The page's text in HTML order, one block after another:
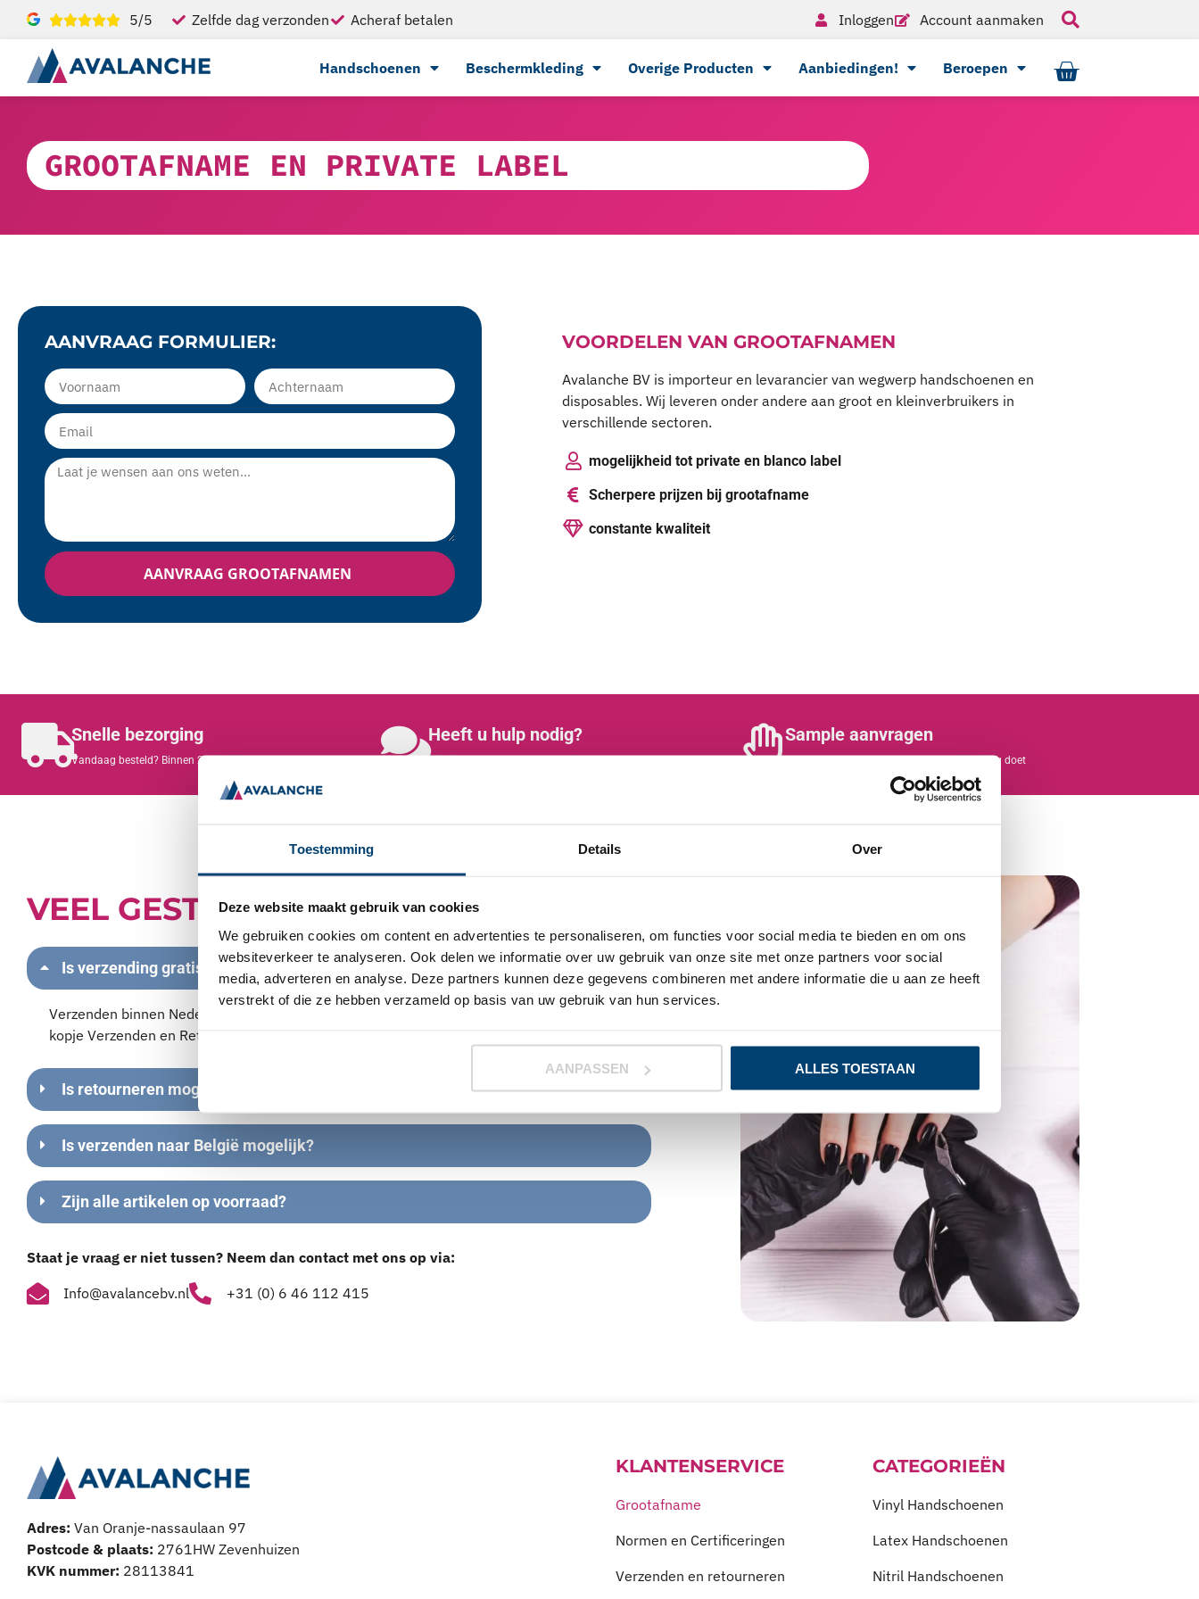
Toestemming Details Over
Deze website maakt gebruik van cookies
We gebruiken cookies om content en advertenties te personaliseren, om functies voor social media te bieden en om ons
websiteverkeer te analyseren. Ook delen we informatie over uw gebruik van onze site met onze partners voor social
media, adverteren en analyse. Deze partners kunnen deze gegevens combineren met andere informatie die u aan ze heeft
verstrekt of die ze hebben verzameld op basis van uw gebruik van hun services.
AANPASSEN ALLES TOESTAAN
5/5 Zelfde dag verzonden Acheraf betalen Inloggen Account aanmaken
Handschoenen Beschermkleding Overige Producten Aanbiedingen! Beroepen
GROOTAFNAME EN PRIVATE LABEL
AANVRAAG FORMULIER:
AANVRAAG GROOTAFNAMEN
VOORDELEN VAN GROOTAFNAMEN
Avalanche BV is importeur en levarancier van wegwerp handschoenen en
disposables. Wij leveren onder andere aan groot en kleinverbruikers in
verschillende sectoren.
mogelijkheid tot private en blanco label
Scherpere prijzen bij grootafname
constante kwaliteit
Snelle bezorging
Vandaag besteld? Binnen 2 werkdagen bezorgd
Heeft u hulp nodig? Sample aanvragen
Ontvang een sample voordat u een bestelling doet
VEEL GESTELDE VRAGEN
Is verzending gratis?
Verzenden binnen Nederland en België is niet gratis. U kunt de verzendkosten onder het
kopje Verzenden en Retourneren vinden.
Is retourneren mogelijk?
Is verzenden naar België mogelijk?
Zijn alle artikelen op voorraad?
Staat je vraag er niet tussen? Neem dan contact met ons op via:
Info@avalancebv.nl +31 (0) 6 46 112 415
Adres: Van Oranje-nassaulaan 97
Postcode & plaats: 2761HW Zevenhuizen
KVK nummer: 28113841
KLANTENSERVICE
Grootafname
Normen en Certificeringen
Verzenden en retourneren
CATEGORIEËN
Vinyl Handschoenen
Latex Handschoenen
Nitril Handschoenen